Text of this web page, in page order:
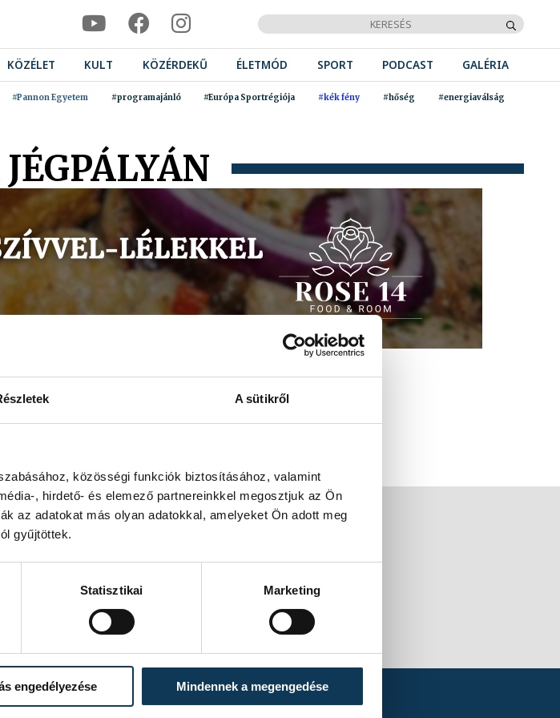
A sütikről
közösségi funkciók biztosításához, valamint
, hirdető- és elemező partnereinkkel megosztjuk az Ön
az adatokat más olyan adatokkal, amelyeket Ön adott meg
gyűjtöttek.
Statisztikai Marketing
engedélyezése Mindennek a megengedése
KÖZÉLET KULT KÖZÉRDEKŰ ÉLETMÓD SPORT PODCAST GALÉRIA
#Pannon Egyetem #programajánló #Európa Sportrégiója #kék fény #hőség #energiaválság